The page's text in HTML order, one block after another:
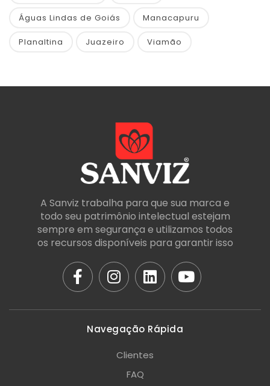
Águas Lindas de Goiás Manacapuru
Planaltina Juazeiro Viamão
A Sanviz trabalha para que sua marca e
todo seu patrimônio intelectual estejam
sempre em segurança e utilizamos todos
os recursos disponíveis para garantir isso
Navegação Rápida
Clientes
FAQ